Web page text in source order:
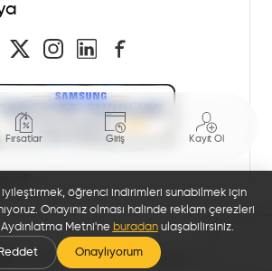
Fırsatlar Giriş Kayıt Ol
Bi'öğrenci. Tüm hakları saklıdır.
öğrenci indirimleri sunabilmek için
Onayınız olması halinde reklam çerezleri
Metni'ne buradanulaşabilirsiniz.
Reddet Onaylıyorum